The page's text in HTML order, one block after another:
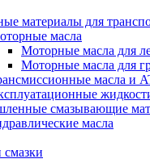
материалы для
масла
Моторные масла для
Моторные масла для
масла и
смазывающие
масла